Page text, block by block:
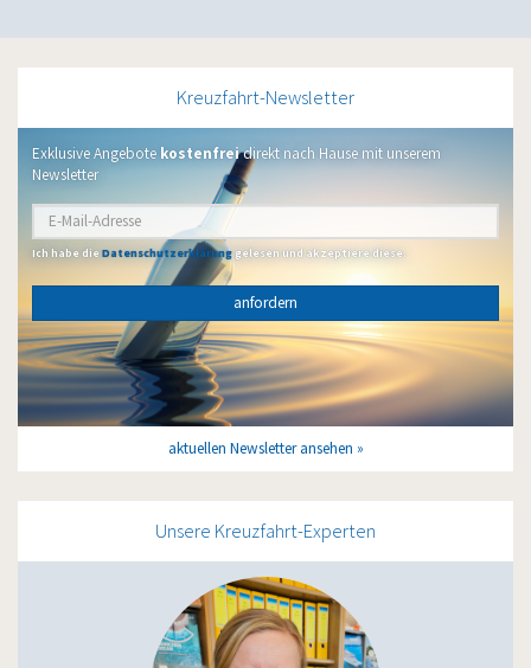
Kreuzfahrt-Newsletter
Exklusive Angebote kostenfreidirekt nach Hause mit unserem
Newsletter
Ich habe dieDatenschutzerklärunggelesen und akzeptiere diese.
anfordern
aktuellen Newsletter ansehen
Unsere Kreuzfahrt-Experten